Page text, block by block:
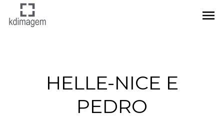
menu
HELLE-NICE E
PEDRO